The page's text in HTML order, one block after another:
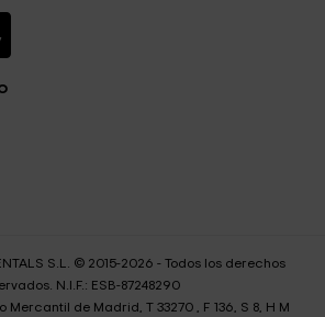
S.L. © 2015-2026 - Todos los derechos
N.I.F.: ESB-87248290
Mercantil de Madrid, T 33270 , F 136, S 8, H M